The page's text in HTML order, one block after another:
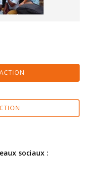
sociaux :